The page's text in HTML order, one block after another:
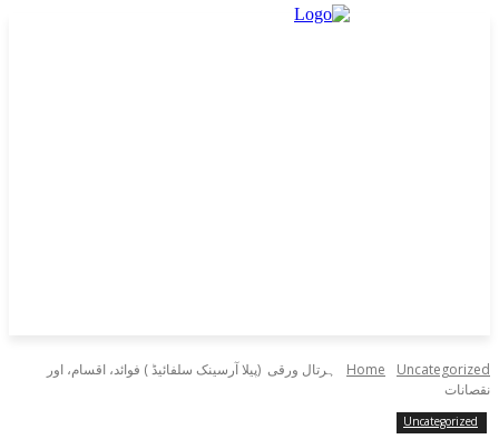
Home Uncategorized
ہرتال ورقی (پیلا آرسینک سلفائیڈ ) فوائد، اقسام، اور
نقصانات
Uncategorized